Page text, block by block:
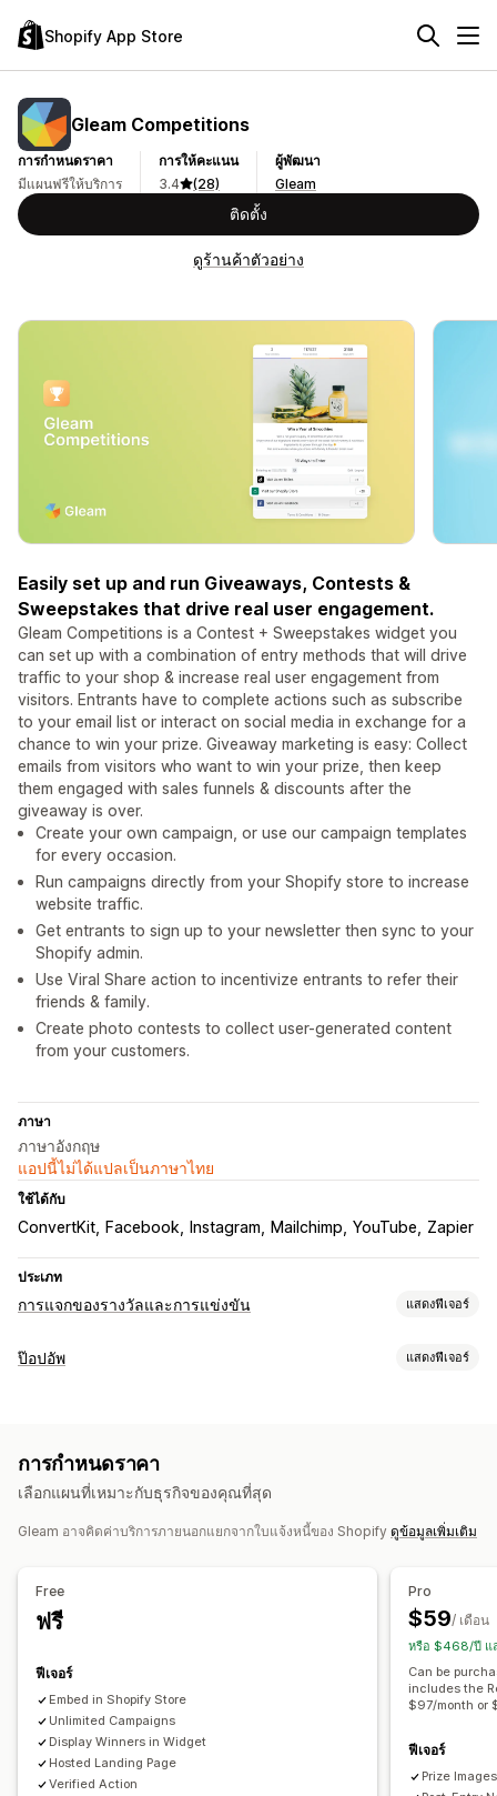
Shopify App Store
Gleam Competitions
การกำหนดราคา
มีแผนฟรีให้บริการ
การให้คะแนน
3.4
(28)
ผู้พัฒนา
Gleam
ติดตั้ง
ดูร้านค้าตัวอย่าง
Easily set up and run Giveaways, Contests &
Sweepstakes that drive real user engagement.
Gleam Competitions is a Contest + Sweepstakes widget you
can set up with a combination of entry methods that will drive
traffic to your shop & increase real user engagement from
visitors. Entrants have to complete actions such as subscribe
to your email list or interact on social media in exchange for a
chance to win your prize. Giveaway marketing is easy: Collect
emails from visitors who want to win your prize, then keep
them engaged with sales funnels & discounts after the
giveaway is over.
Create your own campaign, or use our campaign templates
for every occasion.
Run campaigns directly from your Shopify store to increase
website traffic.
Get entrants to sign up to your newsletter then sync to your
Shopify admin.
Use Viral Share action to incentivize entrants to refer their
friends & family.
Create photo contests to collect user-generated content
from your customers.
ภาษา
ภาษาอังกฤษ
แอปนี้ไม่ได้แปลเป็นภาษาไทย
ใช้ได้กับ
ConvertKit Facebook Instagram Mailchimp YouTube Zapier
ประเภท
การแจกของรางวัลและการแข่งขัน แสดงฟีเจอร์
ประเภทแคมเปญ
การจัดการการส่ง
การเข้าร่วมอัตโนมัติ
รางวัลแบบสำรวจ
ตำแหน่งทางภูมิศาสตร์
การเลือกผู้ชนะอัตโนมัติ
การติดตามคอนเวอร์ชัน
การสร้างแบรนด์
รหัสส่วนลด
ช่องแบบฟอร์ม แลนดิ้งเพจ
วิดเจ็ตหน้าร้าน
ป๊อปอัพ แสดงฟีเจอร์
ส่วนลด รางวัล ตัวนับเวลาถอยหลัง
แบนเนอร์ ประกาศ แบบสำรวจ ป๊อปอัพคำเตือน
ป๊อปอัพความยินยอม
ป๊อปอัพรีวิว ป๊อปอัพที่กำหนดเอง
เครื่องมือแก้ไข
แบบอักษรที่กำหนดเอง
การแปล
รายชื่อการจัดเก็บสำหรับอีเมล
การกำหนดเป้าหมาย
การแบ่งกลุ่ม
การวิเคราะห์
API และเว็บฮุก
การกำหนดราคา
เลือกแผนที่เหมาะกับธุรกิจของคุณที่สุด
Gleam อาจคิดค่าบริการภายนอกแยกจากใบแจ้งหนี้ของ Shopify ดูข้อมูลเพิ่มเติม
Free
ฟรี
ฟีเจอร์
Embed in Shopify Store
Unlimited Campaigns
Display Winners in Widget
Hosted Landing Page
Verified Action
Pro
$59/ เดือน
หรือ $468/ปี แ
Can be
includes the
$97/month or
ฟีเจอร์
Prize Images